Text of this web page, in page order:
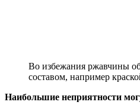
Во избежания ржавчины
составом, например
Наибольшие неприятности